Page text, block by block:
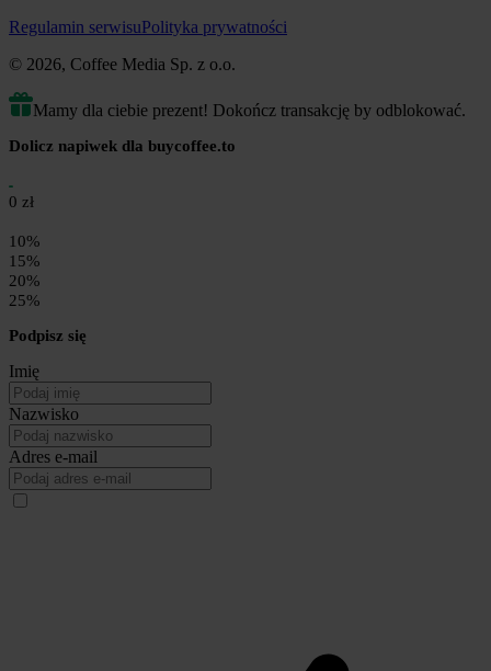
Regulamin serwisuPolityka prywatności
© 2026, Coffee Media Sp. z o.o.
Mamy dla ciebie prezent! Dokończ transakcję by odblokować.
Dolicz napiwek dla buycoffee.to
0 zł
10%
15%
20%
25%
Podpisz się
Imię
Nazwisko
Adres e-mail